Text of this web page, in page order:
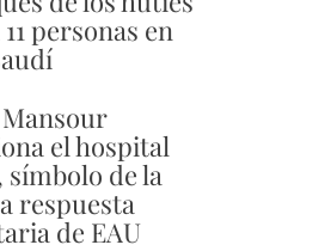
personas en
el hospital
de la
respuesta
de EAU